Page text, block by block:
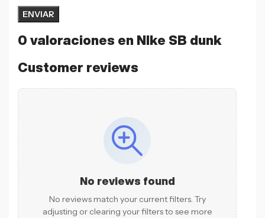
0 valoraciones en NIke SB dunk
Customer reviews
No reviews found
No reviews match your current filters. Try
adjusting or clearing your filters to see more